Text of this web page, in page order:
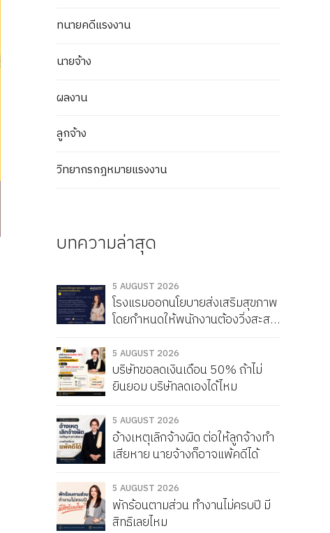
ทนายคดีแรงงาน
นายจ้าง
ผลงาน
ลูกจ้าง
วิทยากรกฎหมายแรงงาน
บทความล่าสุด
5 AUGUST 2026
โรงแรมออกนโยบายส่งเสริมสุขภาพ
โดยกำหนดให้พนักงานต้องวิ่งสะสม
ไม่ครบจะถูกหัก Service Charge
แบบนี้ผิดกฎหมายไหม
5 AUGUST 2026
บริษัทขอลดเงินเดือน 50% ถ้าไม่
ยินยอม บริษัทลดเองได้ไหม
5 AUGUST 2026
อ้างเหตุเลิกจ้างผิด ต่อให้ลูกจ้างทำ
เสียหาย นายจ้างก็อาจแพ้คดีได้
5 AUGUST 2026
พักร้อนตามส่วน ทำงานไม่ครบปี มี
สิทธิเลยไหม